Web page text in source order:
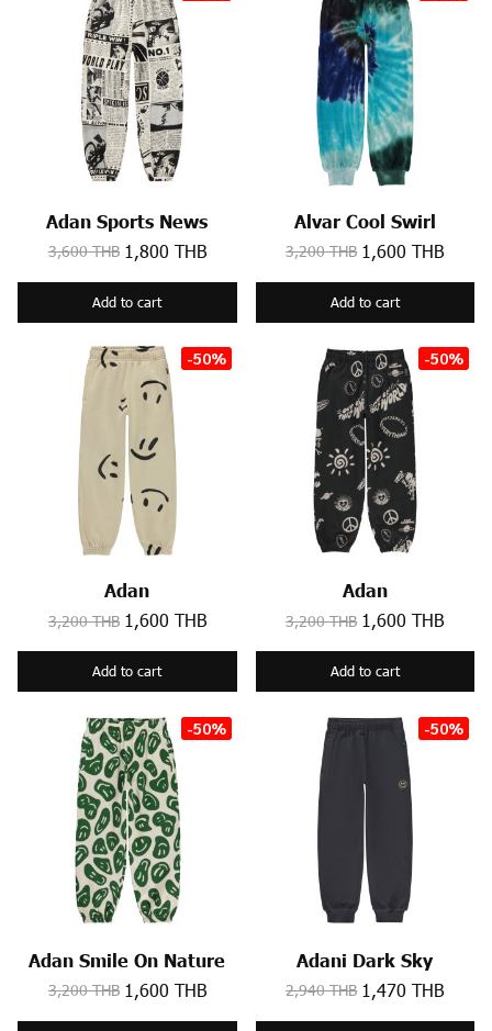
Adan Sports News
3,600 THB 1,800 THB
Add to cart
Alvar Cool Swirl
3,200 THB 1,600 THB
Add to cart
-50%
Adan
3,200 THB 1,600 THB
Add to cart
-50%
Adan
3,200 THB 1,600 THB
Add to cart
-50%
Adan Smile On Nature
3,200 THB 1,600 THB
-50%
Adani Dark Sky
2,940 THB 1,470 THB